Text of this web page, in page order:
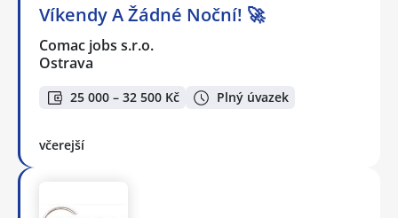
Víkendy A Žádné Noční! 🚀
Comac jobs s.r.o.
Ostrava
25 000 – 32 500 Kč Plný úvazek
včerejší